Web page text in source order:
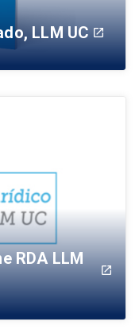
LLM UC launch
RDA LLM
launch